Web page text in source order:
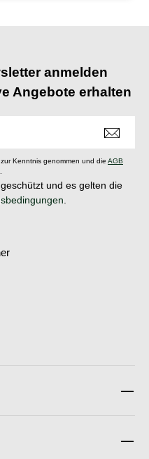
anmelden
Angebote erhalten
zur Kenntnis genommen und die AGB
und es gelten die